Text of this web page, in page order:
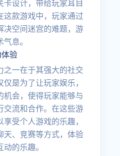
卡设计，带给玩家耳目
这款游戏中，玩家通过
决空间迷宫的难题，游
息。
验
之一在于其强大的社交
是为了让玩家娱乐，
机会，使得玩家能够与
交流和合作。在这些游
受个人游戏的乐趣，
天、竞赛等方式，体验
的乐趣。